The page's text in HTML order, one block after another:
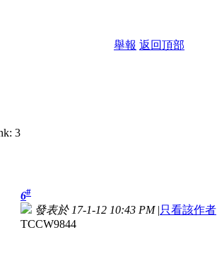
舉報 返回頂部
6#
發表於 17-1-12 10:43 PM |只看該作者
TCCW9844